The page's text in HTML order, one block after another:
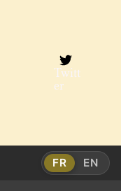
Twitt
er
FR EN